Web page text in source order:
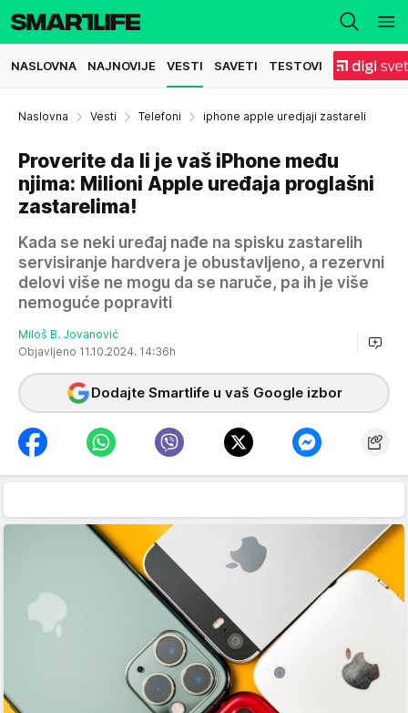
NASLOVNA NAJNOVIJE VESTI SAVETI TESTOVI
Naslovna Vesti Telefoni iphone apple uredjaji zastareli
Proverite da li je vaš iPhone među
njima: Milioni Apple uređaja proglašni
zastarelima!
Kada se neki uređaj nađe na spisku zastarelih
servisiranje hardvera je obustavljeno, a rezervni
delovi više ne mogu da se naruče, pa ih je više
nemoguće popraviti
Miloš B. Jovanović
Objavljeno 11.10.2024. 14:36h
Dodajte Smartlife u vaš Google izbor